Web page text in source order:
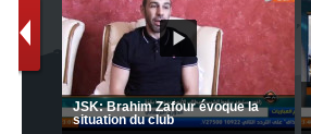
JSK: Brahim Zafour évoque la
situation du club